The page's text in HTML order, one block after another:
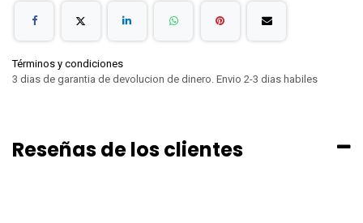
Términos y condiciones
3 dias de garantia de devolucion de dinero. Envio 2-3 dias habiles
Reseñas de los clientes